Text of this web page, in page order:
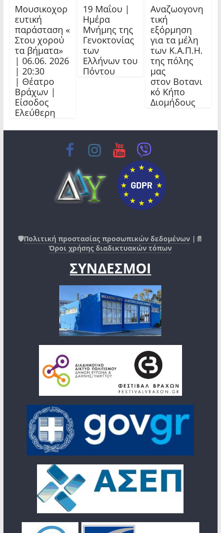
Μουσικοχορ
ευτική
παράσταση «
Στου χορού
τα βήματα»
| 06.06. 2026
| 20:30
| Θέατρο
Βράχων |
Είσοδος
Ελεύθερη
19 Μαΐου |
Ημέρα
Μνήμης της
Γενοκτονίας
των
Ελλήνων του
Πόντου
Αναζωογονη
τική
εξόρμηση
για τα μέλη
των Κ.Α.Π.Η.
της πόλης
μας
στον Βοτανι
κό Κήπο
Διομήδους
🛡️Πολιτική προστασίας προσωπικών δεδομένων |📄
Όροι χρήσης διαδικτυακών τόπων
ΣΥΝΔΕΣΜΟΙ